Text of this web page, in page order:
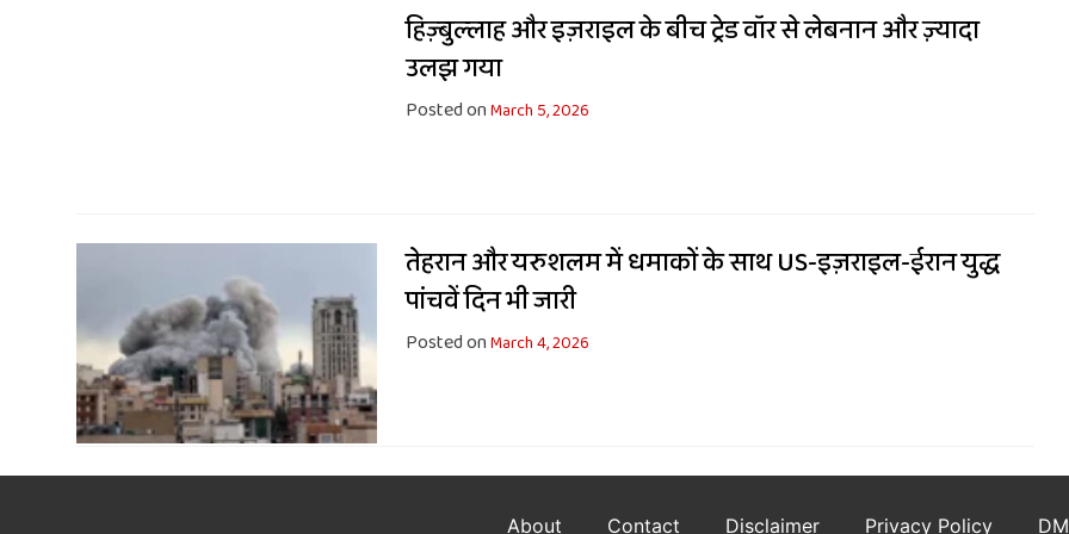
हिज़्बुल्लाह और इज़राइल के बीच ट्रेड वॉर से लेबनान और ज़्यादा
उलझ गया
Posted onMarch 5, 2026
तेहरान और यरुशलम में धमाकों के साथ US-इज़राइल-ईरान युद्ध
पांचवें दिन भी जारी
Posted onMarch 4, 2026
About Contact Disclaimer Privacy Policy